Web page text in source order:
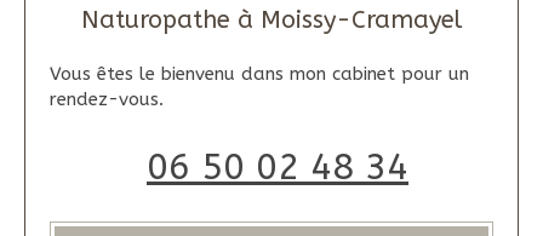
Naturopathe à Moissy-Cramayel
Vous êtes le bienvenu dans mon cabinet pour un
rendez-vous.
06 50 02 48 34